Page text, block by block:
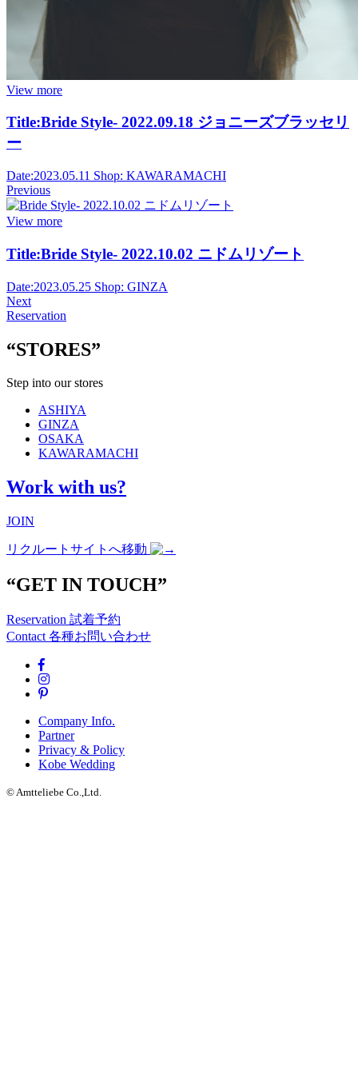
View more
Title:Bride Style- 2022.09.18 ジョニーズブラッセリ
ー
Date:2023.05.11 Shop: KAWARAMACHI
Previous
View more
Title:Bride Style- 2022.10.02 ニドムリゾート
Date:2023.05.25 Shop: GINZA
Next
Reservation
“STORES”
Step into our stores
ASHIYA
GINZA
OSAKA
KAWARAMACHI
Work with us?
JOIN
リクルートサイトへ移動
“GET IN TOUCH”
Reservation 試着予約
Contact 各種お問い合わせ
Company Info.
Partner
Privacy & Policy
Kobe Wedding
© Amtteliebe Co.,Ltd.